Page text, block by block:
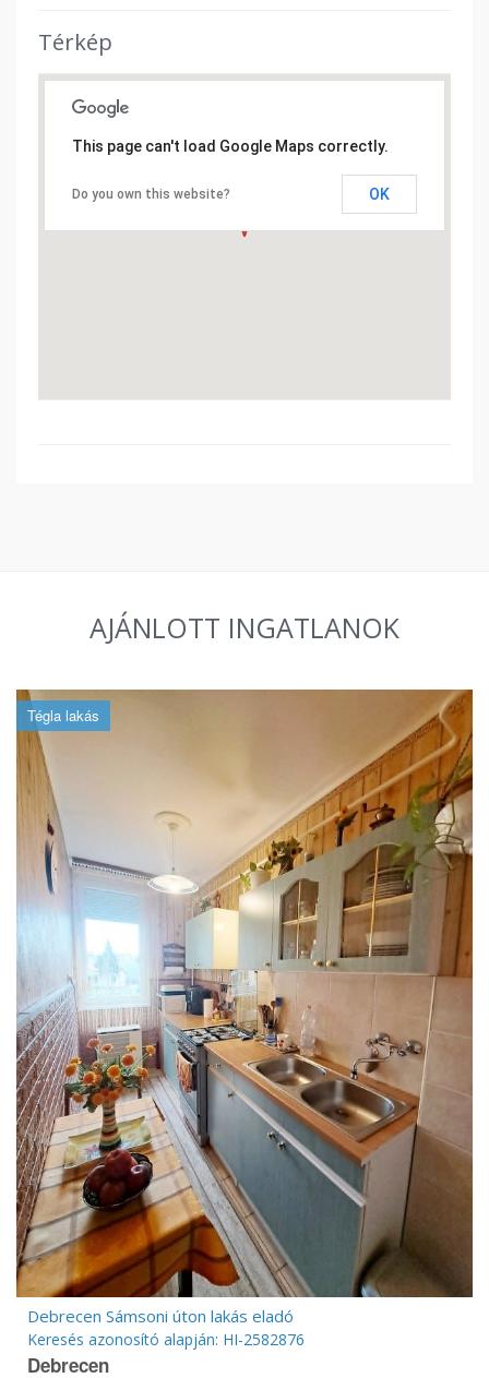
Térkép
This page can't load Google Maps correctly.
Do you own this website? OK
AJÁNLOTT INGATLANOK
Tégla lakás
Debrecen Sámsoni úton lakás eladó
Keresés azonosító alapján: HI-2582876
Debrecen